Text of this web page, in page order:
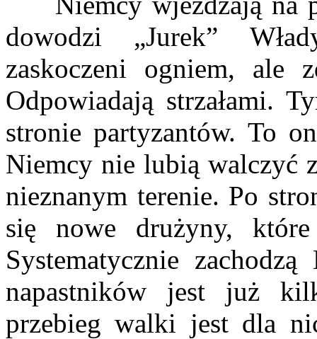
dowodzi „Jurek”
zaskoczeni ogniem, ale
Odpowiadają strzałami.
stronie partyzantów. To
Niemcy nie lubią walczyć
nieznanym terenie. Po
się nowe drużyny,
Systematycznie
napastników jest już
przebieg walki jest dla